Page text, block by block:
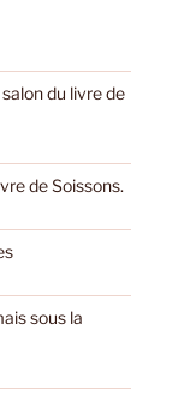
du livre de
de Soissons.
sous la